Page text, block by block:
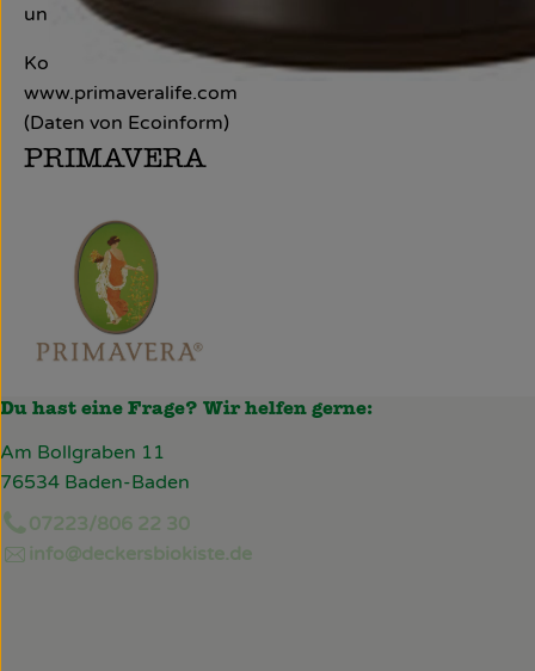
und schenken Ihnen innere und äußere Balance.
Kontrollnummer ,DE-ÖKO-007 (Prüfgesellschaft
www.primaveralife.com
(Daten von Ecoinform)
PRIMAVERA
Du hast eine Frage? Wir helfen gerne:
Am Bollgraben 11
76534 Baden-Baden
07223/806 22 30
info@deckersbiokiste.de